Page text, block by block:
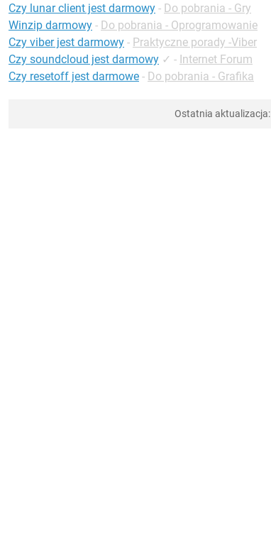
Czy lunar client jest darmowy - Do pobrania - Gry
Winzip darmowy - Do pobrania - Oprogramowanie
Czy viber jest darmowy - Praktyczne porady -Viber
Czy soundcloud jest darmowy ✓ - Internet Forum
Czy resetoff jest darmowe - Do pobrania - Grafika
Ostatnia aktualizacja: